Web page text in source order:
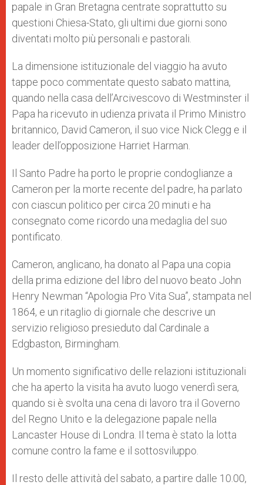
papale in Gran Bretagna centrate soprattutto su
questioni Chiesa-Stato, gli ultimi due giorni sono
diventati molto più personali e pastorali.
La dimensione istituzionale del viaggio ha avuto
tappe poco commentate questo sabato mattina,
quando nella casa dell’Arcivescovo di Westminster il
Papa ha ricevuto in udienza privata il Primo Ministro
britannico, David Cameron, il suo vice Nick Clegg e il
leader dell’opposizione Harriet Harman.
Il Santo Padre ha porto le proprie condoglianze a
Cameron per la morte recente del padre, ha parlato
con ciascun politico per circa 20 minuti e ha
consegnato come ricordo una medaglia del suo
pontificato.
Cameron, anglicano, ha donato al Papa una copia
della prima edizione del libro del nuovo beato John
Henry Newman “Apologia Pro Vita Sua”, stampata nel
1864, e un ritaglio di giornale che descrive un
servizio religioso presieduto dal Cardinale a
Edgbaston, Birmingham.
Un momento significativo delle relazioni istituzionali
che ha aperto la visita ha avuto luogo venerdì sera,
quando si è svolta una cena di lavoro tra il Governo
del Regno Unito e la delegazione papale nella
Lancaster House di Londra. Il tema è stato la lotta
comune contro la fame e il sottosviluppo.
Il resto delle attività del sabato, a partire dalle 10.00,